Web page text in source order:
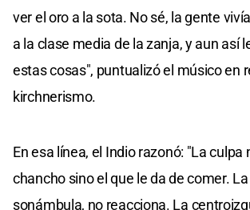
ver el oro a la sota. No sé, la gente
a la clase media de la zanja, y aun así
estas cosas", puntualizó el músico en
kirchnerismo.
En esa línea, el Indio razonó: "La culpa
chancho sino el que le da de comer.
sonámbula, no reacciona. La